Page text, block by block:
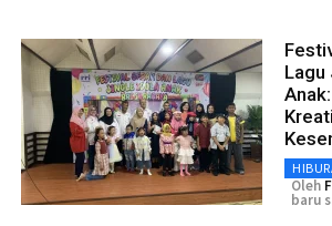
Lagu
Oleh
baru